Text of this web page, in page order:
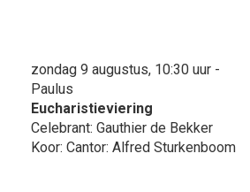
zondag 9 augustus, 10:30 uur -
Paulus
Eucharistieviering
Celebrant: Gauthier de Bekker
Koor: Cantor: Alfred Sturkenboom